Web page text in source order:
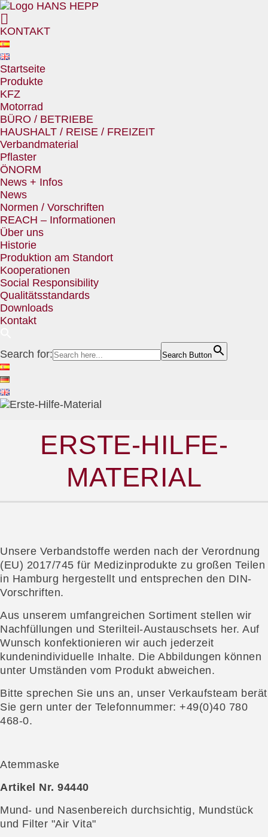
KONTAKT
Startseite
Produkte
KFZ
Motorrad
BÜRO / BETRIEBE
HAUSHALT / REISE / FREIZEIT
Verbandmaterial
Pflaster
ÖNORM
News + Infos
News
Normen / Vorschriften
REACH – Informationen
Über uns
Historie
Produktion am Standort
Kooperationen
Social Responsibility
Qualitätsstandards
Downloads
Kontakt
Search for: Search Button
ERSTE-HILFE-
MATERIAL
Unsere Verbandstoffe werden nach der Verordnung
(EU) 2017/745 für Medizinprodukte zu großen Teilen
in Hamburg hergestellt und entsprechen den DIN-
Vorschriften.
Aus unserem umfangreichen Sortiment stellen wir
Nachfüllungen und Sterilteil-Austauschsets her. Auf
Wunsch konfektionieren wir auch jederzeit
kundenindividuelle Inhalte. Die Abbildungen können
unter Umständen vom Produkt abweichen.
Bitte sprechen Sie uns an, unser Verkaufsteam berät
Sie gern unter der Telefonnummer: +49(0)40 780
468-0.
Atemmaske
Artikel Nr. 94440
Mund- und Nasenbereich durchsichtig, Mundstück
und Filter "Air Vita"